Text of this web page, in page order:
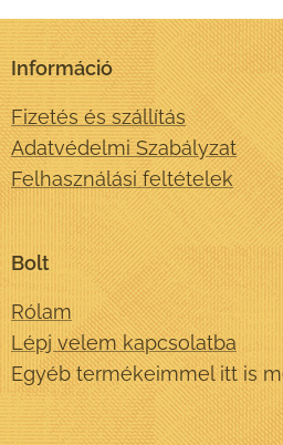
Információ
Fizetés és szállítás
Adatvédelmi Szabályzat
Felhasználási feltételek
Bolt
Rólam
Lépj velem kapcsolatba
Egyéb termékeimmel itt is